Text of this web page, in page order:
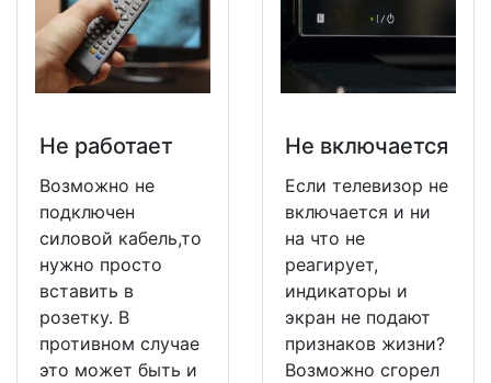
Не работает
Возможно не
подключен
силовой кабель,то
нужно просто
вставить в
розетку. В
противном случае
это может быть и
Не включается
Если телевизор не
включается и ни
на что не
реагирует,
индикаторы и
экран не подают
признаков жизни?
Возможно сгорел